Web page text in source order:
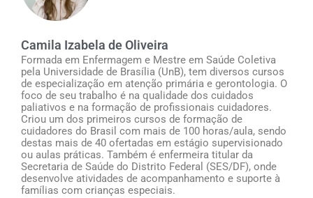
Camila Izabela de Oliveira
Formada em Enfermagem e Mestre em Saúde Coletiva
pela Universidade de Brasília (UnB), tem diversos cursos
de especialização em atenção primária e gerontologia. O
foco de seu trabalho é na qualidade dos cuidados
paliativos e na formação de profissionais cuidadores.
Criou um dos primeiros cursos de formação de
cuidadores do Brasil com mais de 100 horas/aula, sendo
destas mais de 40 ofertadas em estágio supervisionado
ou aulas práticas. Também é enfermeira titular da
Secretaria de Saúde do Distrito Federal (SES/DF), onde
desenvolve atividades de acompanhamento e suporte à
famílias com crianças especiais.